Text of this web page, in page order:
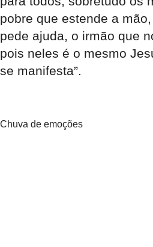
pobre que estende a
pede ajuda, o irmão que
pois neles é o mesmo
se manifesta”.
Chuva de emoções